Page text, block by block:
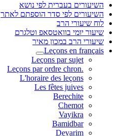
השיעורים בעברית לפי נושא
השיעורים לפי סדר הוספתם לאתר
לוח שיעורי הרב
שיעור יומי בוואטסאפ וטלגרם
שיעורי הרב במכון מאיר
Leçons en français
Leçons par sujet
.Leçons par ordre chron
L'horaire des leçons
Les fêtes juives
Berechite
Chemot
Vayikra
Bamidbar
Devarim